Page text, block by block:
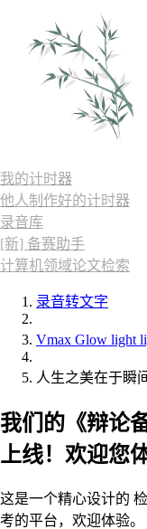
我的计时器
他人制作好的计时器
录音库
[新] 备赛助手
计算机领域论文检索
录音转文字
Vmax Glow light
人生之美在于瞬
我们的《辩论
上线！欢迎您
这是一个精心设计的
考的平台，欢迎体验。